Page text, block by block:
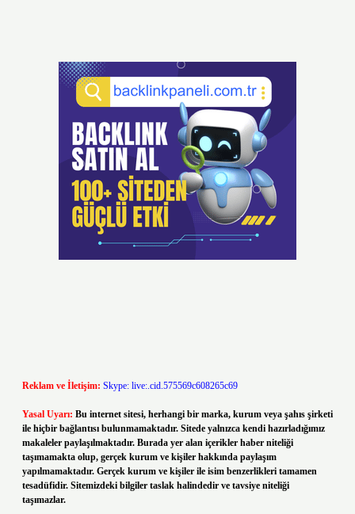
Reklam ve İletişim: Skype: live:.cid.575569c608265c69
Yasal Uyarı: Bu internet sitesi, herhangi bir marka, kurum veya şahıs şirketi
ile hiçbir bağlantısı bulunmamaktadır. Sitede yalnızca kendi hazırladığımız
makaleler paylaşılmaktadır. Burada yer alan içerikler haber niteliği
taşımamakta olup, gerçek kurum ve kişiler hakkında paylaşım
yapılmamaktadır. Gerçek kurum ve kişiler ile isim benzerlikleri tamamen
tesadüfidir. Sitemizdeki bilgiler taslak halindedir ve tavsiye niteliği
taşımazlar.